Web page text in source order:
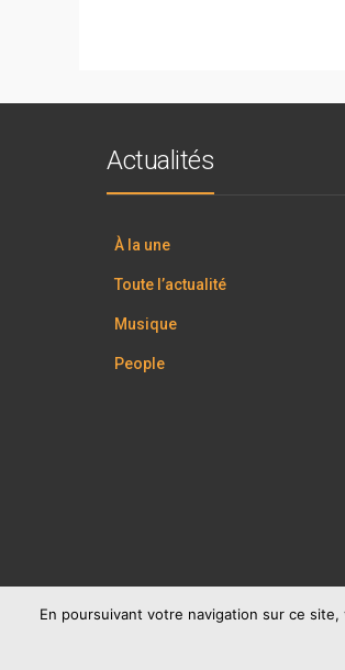
Actualités
À la une
Toute l’actualité
Musique
People
En poursuivant votre navigation sur ce